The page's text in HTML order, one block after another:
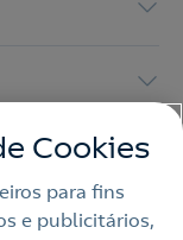
Cookies
para fins
e publicitários,